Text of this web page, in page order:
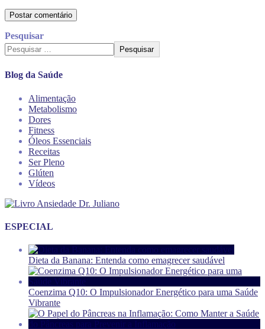
Pesquisar
Pesquisar
Blog da Saúde
Alimentação
Metabolismo
Dores
Fitness
Óleos Essenciais
Receitas
Ser Pleno
Glúten
Vídeos
ESPECIAL
Dieta da Banana: Entenda como emagrecer saudável
Coenzima Q10: O Impulsionador Energético para uma Saúde
Vibrante